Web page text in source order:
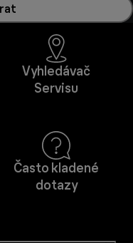
Vyhledávač
Servisu
Často kladené
dotazy